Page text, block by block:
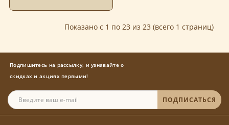
Показано с 1 по 23 из 23 (всего 1 страниц)
Подпишитесь на рассылку, и узнавайте о
скидках и акциях первыми!
ПОДПИСАТЬСЯ